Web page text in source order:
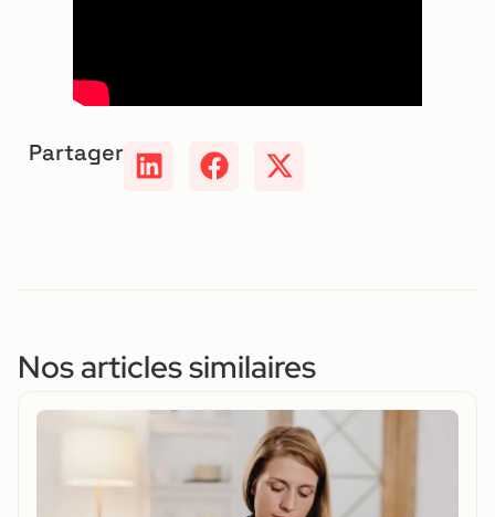
Partager
Nos articles similaires